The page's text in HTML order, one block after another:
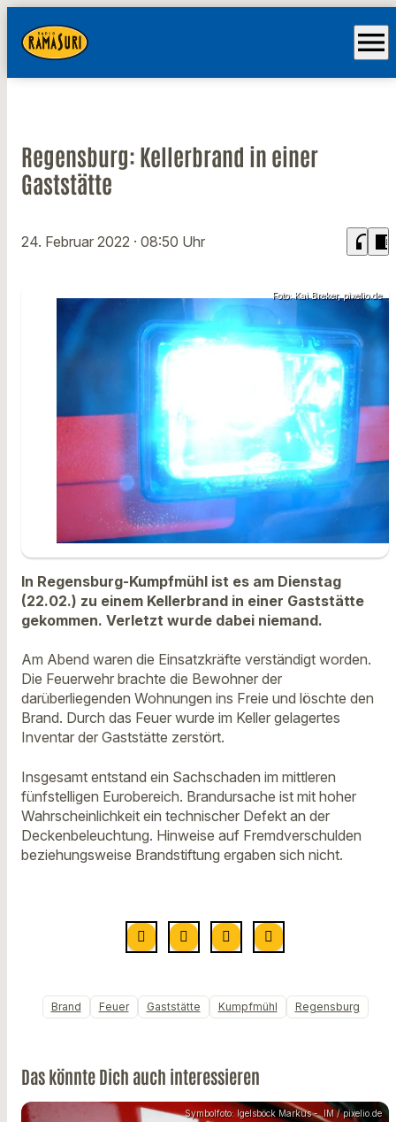
menu
Regensburg: Kellerbrand in einer
Gaststätte
24. Februar 2022 · 08:50 Uhr headphones chrome_reader_mode
Foto: Kai Breker, pixelio.de
In Regensburg-Kumpfmühl ist es am Dienstag
(22.02.) zu einem Kellerbrand in einer Gaststätte
gekommen. Verletzt wurde dabei niemand.
Am Abend waren die Einsatzkräfte verständigt worden.
Die Feuerwehr brachte die Bewohner der
darüberliegenden Wohnungen ins Freie und löschte den
Brand. Durch das Feuer wurde im Keller gelagertes
Inventar der Gaststätte zerstört.
Insgesamt entstand ein Sachschaden im mittleren
fünfstelligen Eurobereich. Brandursache ist mit hoher
Wahrscheinlichkeit ein technischer Defekt an der
Deckenbeleuchtung. Hinweise auf Fremdverschulden
beziehungsweise Brandstiftung ergaben sich nicht.
Brand Feuer Gaststätte Kumpfmühl Regensburg
Das könnte Dich auch interessieren
Symbolfoto: Igelsböck Markus - .IM / pixelio.de